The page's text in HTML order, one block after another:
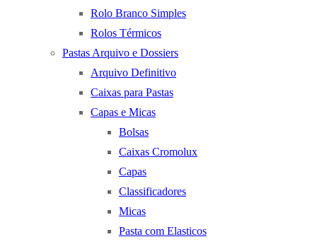
Rolo Branco Simples
Rolos Térmicos
Pastas Arquivo e Dossiers
Arquivo Definitivo
Caixas para Pastas
Capas e Micas
Bolsas
Caixas Cromolux
Capas
Classificadores
Micas
Pasta com Elasticos